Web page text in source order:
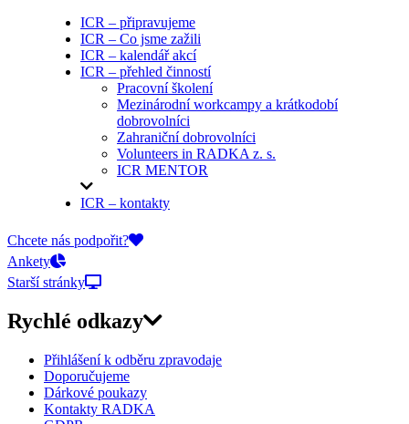
ICR – připravujeme
ICR – Co jsme zažili
ICR – kalendář akcí
ICR – přehled činností
Pracovní školení
Mezinárodní workcampy a krátkodobí
dobrovolníci
Zahraniční dobrovolníci
Volunteers in RADKA z. s.
ICR MENTOR
ICR – kontakty
On-line přihlášky
Chcete nás podpořit?
Ankety
Starší stránky
Rychlé odkazy
Přihlášení k odběru zpravodaje
Doporučujeme
Dárkové poukazy
Kontakty RADKA